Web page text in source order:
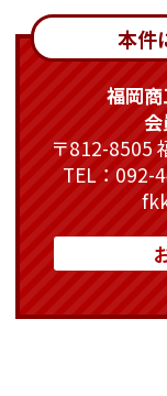
本件
福岡
〒812-8505
TEL：092-